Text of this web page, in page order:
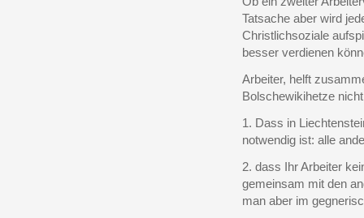
Tatsache aber wird
Christlichsoziale
besser verdienen
Arbeiter, helft
Bolschewikihetze
1. Dass in
notwendig ist: alle
2. dass Ihr Arbeiter
gemeinsam mit den
man aber im